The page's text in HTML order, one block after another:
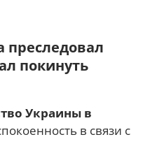
преследовал
покинуть
Украины в
в связи с